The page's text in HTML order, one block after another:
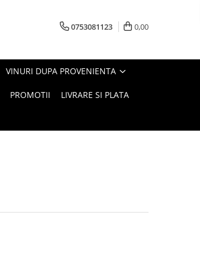
0753081123 0,00
VINURI DUPA PROVENIENTA
PROMOTII LIVRARE SI PLATA